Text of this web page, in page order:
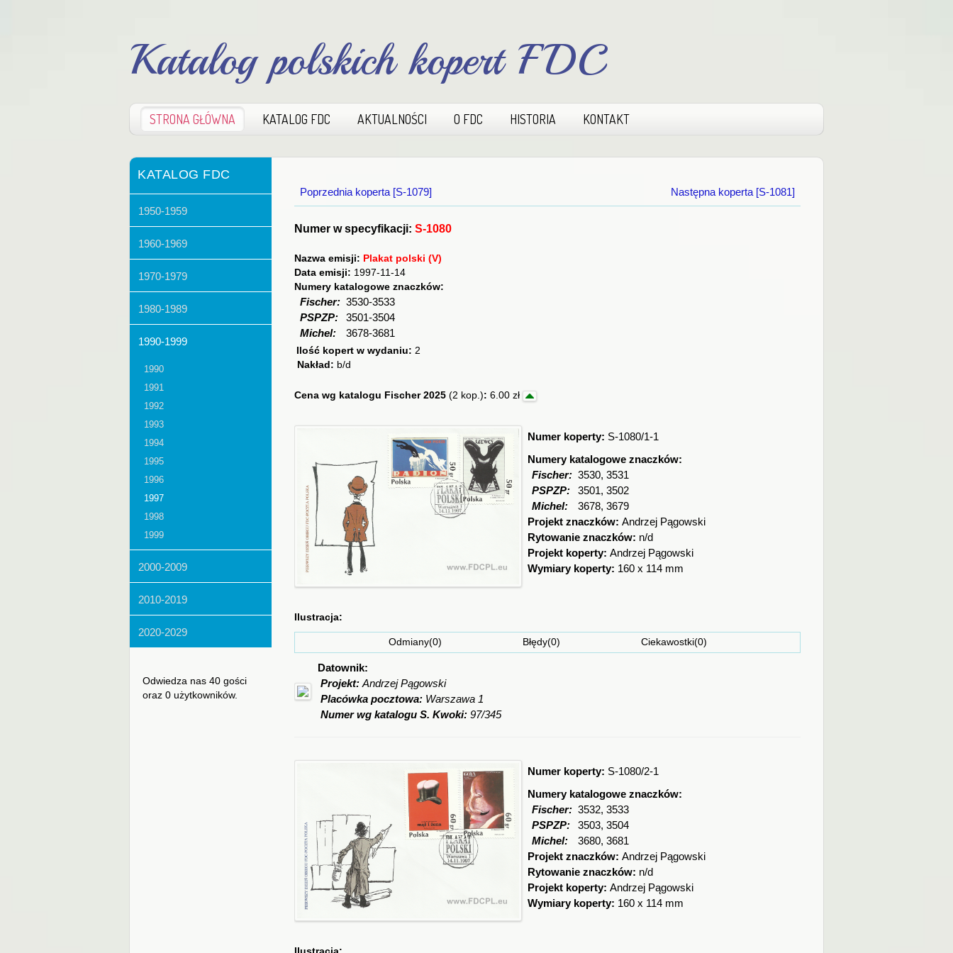
Katalog polskich kopert FDC
STRONA GŁÓWNA KATALOG FDC AKTUALNOŚCI O FDC HISTORIA KONTAKT
KATALOG FDC
1950-1959
1960-1969
1970-1979
1980-1989
1990-1999
1990
1991
1992
1993
1994
1995
1996
1997
1998
1999
2000-2009
2010-2019
2020-2029
Odwiedza nas 40 gości
oraz 0 użytkowników.
Poprzednia koperta [S-1079] Następna koperta [S-1081]
Numer w specyfikacji: S-1080
Nazwa emisji: Plakat polski (V)
Data emisji: 1997-11-14
Numery katalogowe znaczków:
Fischer: 3530-3533
PSPZP:
3501-3504
Michel:
3678-3681
Ilość kopert w wydaniu: 2
Nakład: b/d
Cena wg katalogu Fischer 2025 (2 kop.): 6.00 zł
Numer koperty: S-1080/1-1
Numery katalogowe znaczków:
Fischer: 3530, 3531
PSPZP:
3501, 3502
Michel:
3678, 3679
Projekt znaczków: Andrzej Pągowski
Rytowanie znaczków: n/d
Projekt koperty: Andrzej Pągowski
Wymiary koperty: 160 x 114 mm
Ilustracja:
Odmiany(0) Błędy(0) Ciekawostki(0)
Datownik:
Projekt: Andrzej Pągowski
Placówka pocztowa: Warszawa 1
Numer wg katalogu S. Kwoki: 97/345
Numer koperty: S-1080/2-1
Numery katalogowe znaczków:
Fischer: 3532, 3533
PSPZP:
3503, 3504
Michel:
3680, 3681
Projekt znaczków: Andrzej Pągowski
Rytowanie znaczków: n/d
Projekt koperty: Andrzej Pągowski
Wymiary koperty: 160 x 114 mm